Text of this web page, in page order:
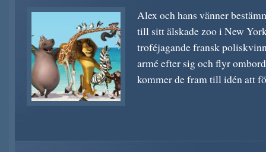
Alex och hans vänner
till sitt älskade zoo i New
troféjagande fransk
armé efter sig och flyr
kommer de fram till idén att